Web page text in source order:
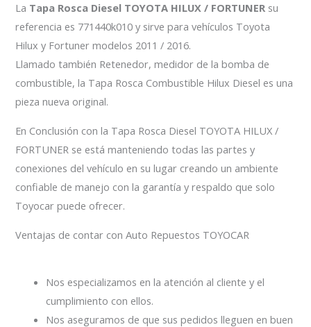
La Tapa Rosca Diesel TOYOTA HILUX / FORTUNER su
referencia es 771440k010 y sirve para vehículos Toyota
Hilux y Fortuner modelos 2011 / 2016.
Llamado también Retenedor, medidor de la bomba de
combustible, la Tapa Rosca Combustible Hilux Diesel es una
pieza nueva original.
En Conclusión con la Tapa Rosca Diesel TOYOTA HILUX /
FORTUNER se está manteniendo todas las partes y
conexiones del vehículo en su lugar creando un ambiente
confiable de manejo con la garantía y respaldo que solo
Toyocar puede ofrecer.
Ventajas de contar con Auto Repuestos TOYOCAR
Nos especializamos en la atención al cliente y el
cumplimiento con ellos.
Nos aseguramos de que sus pedidos lleguen en buen